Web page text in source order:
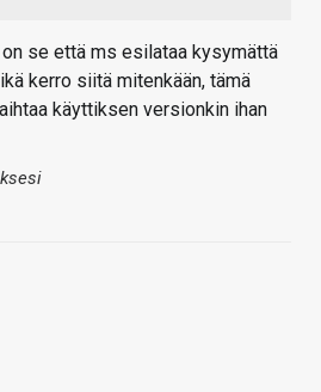
se että ms esilataa kysymättä
kerro siitä mitenkään, tämä
käyttiksen versionkin ihan